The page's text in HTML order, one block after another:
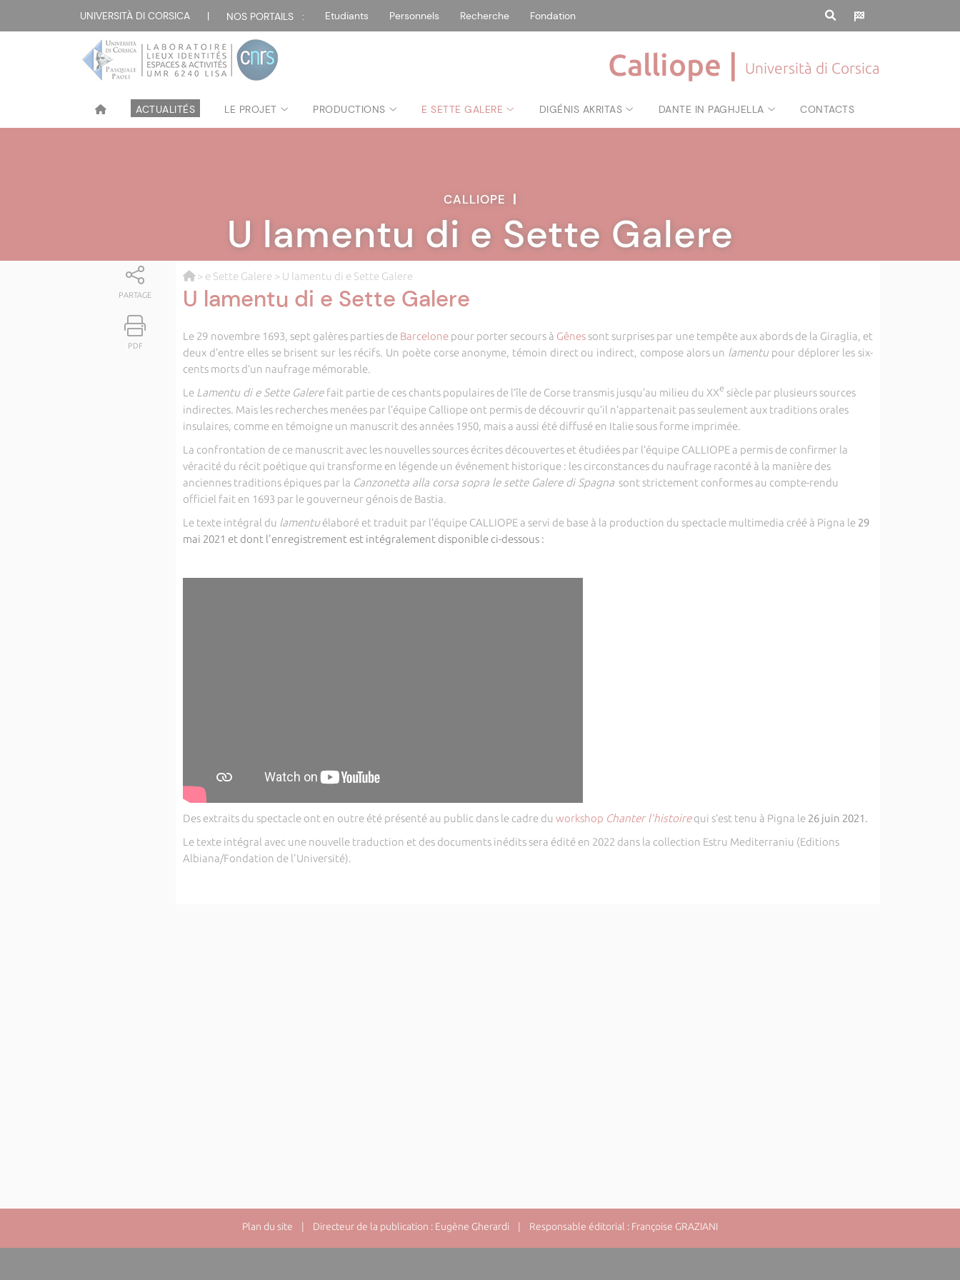
UNIVERSITÀ DI CORSICA | NOS PORTAILS : Etudiants Personnels Recherche Fondation
Calliope | Università di Corsica
ACTUALITÉS LE PROJET PRODUCTIONS E SETTE GALERE DIGÉNIS AKRITAS DANTE IN PAGHJELLA CONTACTS
CALLIOPE |
U lamentu di e Sette Galere
PARTAGE
PDF
> e Sette Galere > U lamentu di e Sette Galere
U lamentu di e Sette Galere
Le 29 novembre 1693, sept galères parties de Barcelone pour porter secours à Gênes sont surprises par une tempête aux abords de la Giraglia, et
deux d’entre elles se brisent sur les récifs. Un poète corse anonyme, témoin direct ou indirect, compose alors un lamentupour déplorer les six-
cents morts d’un naufrage mémorable.
Le Lamentu di e Sette Galere fait partie de ces chants populaires de l’île de Corse transmis jusqu’au milieu du XXe siècle par plusieurs sources
indirectes. Mais les recherches menées par l’équipe Calliope ont permis de découvrir qu’il n’appartenait pas seulement aux traditions orales
insulaires, comme en témoigne un manuscrit des années 1950, mais a aussi été diffusé en Italie sous forme imprimée.
La confrontation de ce manuscrit avec les nouvelles sources écrites découvertes et étudiées par l’équipe CALLIOPE a permis de confirmer la
véracité du récit poétique qui transforme en légende un événement historique : les circonstances du naufrage raconté à la manière des
anciennes traditions épiques par la Canzonetta alla corsa sopra le sette Galere di Spagna sont strictement conformes au compte-rendu
officiel fait en 1693 par le gouverneur génois de Bastia.
Le texte intégral du lamentuélaboré et traduit par l’équipe CALLIOPE a servi de base à la production du spectacle multimedia créé à Pigna le 29
mai 2021 et dont l'enregistrement est intégralement disponible ci-dessous :
Des extraits du spectacle ont en outre été présenté au public dans le cadre duworkshop Chanter l’histoire qui s’est tenu à Pigna le 26 juin 2021.
Le texte intégral avec une nouvelle traduction et des documents inédits sera édité en 2022 dans la collection Estru Mediterraniu (Editions
Albiana/Fondation de l'Université).
Plan du site | Directeur de la publication : Eugène Gherardi | Responsable éditorial : Françoise GRAZIANI